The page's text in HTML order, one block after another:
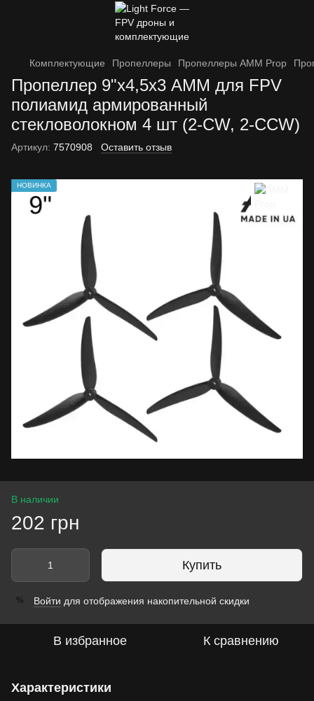
Комплектующие Пропеллеры Пропеллеры AMM Prop
Пропеллер 9"х4,5х3 АММ для FPV
полиамид армированный
стекловолокном 4 шт (2-CW, 2-CCW)
Артикул: 7570908 Оставить отзыв
НОВИНКА
В наличии
202 грн
Купить
% Войти для отображения накопительной скидки
В избранное К сравнению
Характеристики